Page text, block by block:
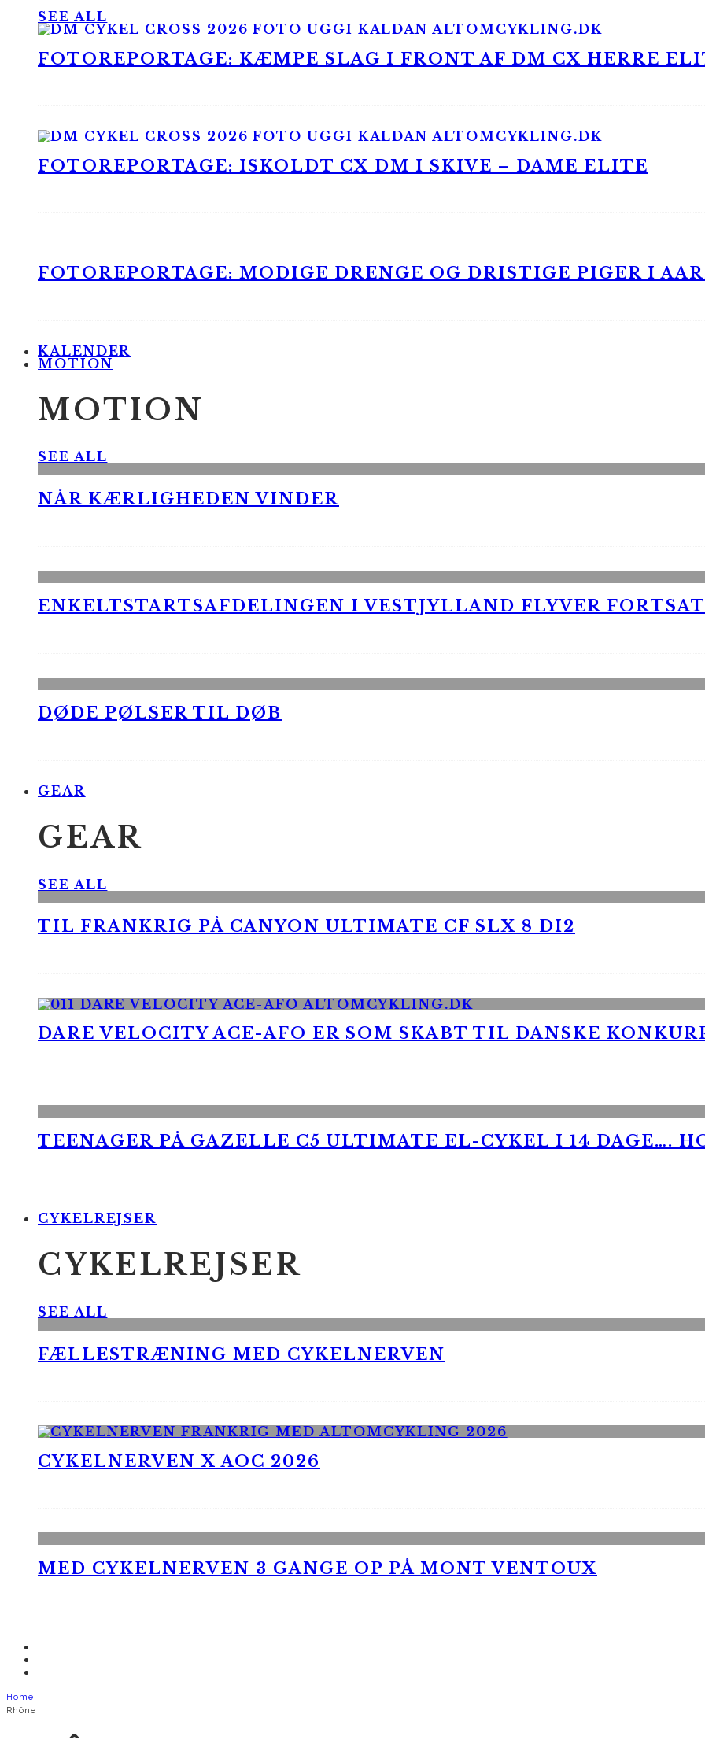
SEE ALL
FOTOREPORTAGE: KÆMPE SLAG I FRONT AF DM CX HERRE
FOTOREPORTAGE: ISKOLDT CX DM I SKIVE – DAME ELITE
FOTOREPORTAGE: MODIGE DRENGE OG DRISTIGE PIGER I
KALENDER
MOTION
MOTION
SEE ALL
NÅR KÆRLIGHEDEN VINDER
ENKELTSTARTSAFDELINGEN I VESTJYLLAND FLYVER
DØDE PØLSER TIL DØB
GEAR
GEAR
SEE ALL
TIL FRANKRIG PÅ CANYON ULTIMATE CF SLX 8 DI2
DARE VELOCITY ACE-AFO ER SOM SKABT TIL DANSKE
TEENAGER PÅ GAZELLE C5 ULTIMATE EL-CYKEL I 14 DAGE….
CYKELREJSER
CYKELREJSER
SEE ALL
FÆLLESTRÆNING MED CYKELNERVEN
CYKELNERVEN X AOC 2026
MED CYKELNERVEN 3 GANGE OP PÅ MONT VENTOUX
Home
Rhône